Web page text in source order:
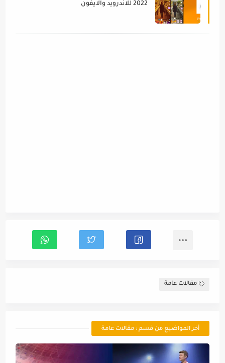
2022 للاندرويد والايفون
مقالات عامة
أخر المواضيع من قسم : مقالات عامة